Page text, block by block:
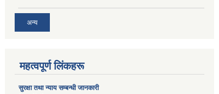
अन्य
महत्वपूर्ण लिंकहरू
सुरक्षा तथा न्याय सम्बन्धी जानकारी